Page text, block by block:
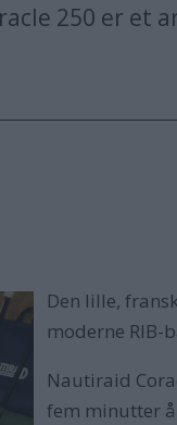
250 er
Den lille,
moderne RIB-
Nautiraid
fem minutter